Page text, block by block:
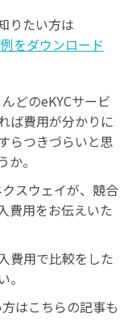
りたい方は
をダウンロード
どのeKYCサービ
ば費用が分かりに
らつきづらいと思
。
スウェイが、競合
費用をお伝えいた
費用で比較をした
はこちらの記事も